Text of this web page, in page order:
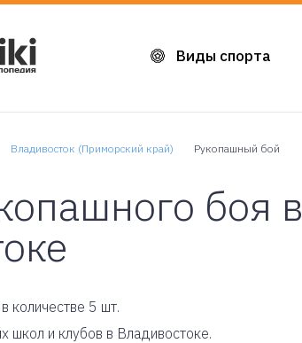
Виды спорта
Владивосток (Приморский край) Рукопашный бой
боя в
количестве 5 шт.
школ и клубов в Владивостоке.